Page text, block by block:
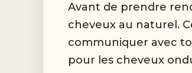
Avant de prendre
cheveux au naturel.
communiquer avec
pour les cheveux